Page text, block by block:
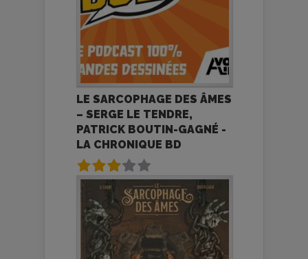
LE SARCOPHAGE DES ÂMES
– SERGE LE TENDRE,
PATRICK BOUTIN-GAGNÉ -
LA CHRONIQUE BD